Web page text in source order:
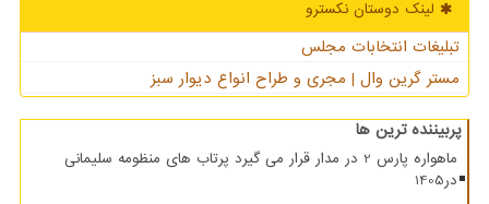
لینک دوستان نكسترو
تبلیغات انتخابات مجلس
مستر گرین وال | مجری و طراح انواع دیوار سبز
پربیننده ترین ها
ماهواره پارس 2 در مدار قرار می گیرد پرتاب های منظومه سلیمانی
در1405